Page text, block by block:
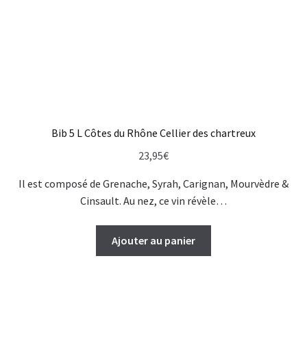
Bib 5 L Côtes du Rhône Cellier des chartreux
23,95€
Il est composé de Grenache, Syrah, Carignan, Mourvèdre &
Cinsault. Au nez, ce vin révèle…
Ajouter au panier